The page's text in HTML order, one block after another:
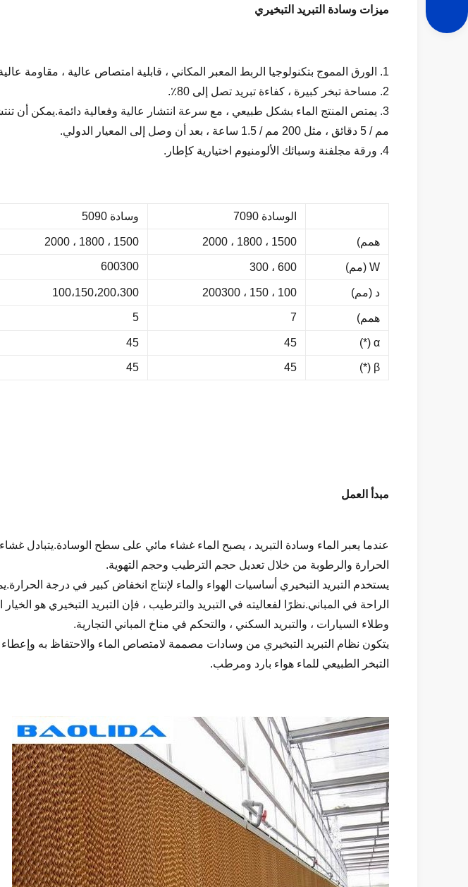
ميزات وسادة التبريد التبخيري
1. الورق المموج بتكنولوجيا الربط المعبر المكاني ، قابلية امتصاص عالية ، مقاومة عالية للماء ، مضاد للعفن الفطري وعمر خدمة طويل.
2. مساحة تبخر كبيرة ، كفاءة تبريد تصل إلى 80٪.
مم / 5 دقائق ، مثل 200 مم / 1.5 ساعة ، بعد أن وصل إلى المعيار الدولي.
4. ورقة مجلفنة وسبائك الألومنيوم اختيارية كإطار.
الوسادة 7090 وسادة 5090
همم) 1500 ، 1800 ، 2000 1500 ، 1800 ، 2000
W (مم) 600 ، 300 600300
د (مم) 100 ، 150 ، 200300 100،150،200،300
همم) 7
5
α (*)
45
45
β (*)
45
45
مبدأ العمل
عندما يعبر الماء وسادة التبريد ، يصبح الماء غشاء مائي على سطح الوسادة.يتبادل غشاء
الحرارة والرطوبة من خلال تعديل حجم الترطيب وحجم التهوية.
يستخدم التبريد التبخيري أساسيات الهواء والماء لإنتاج انخفاض كبير في درجة
الراحة في المباني.نظرًا لفعاليته في التبريد والترطيب ، فإن التبريد التبخيري هو
وطلاء السيارات ، والتبريد السكني ، والتحكم في مناخ المباني التجارية.
يتكون نظام التبريد التبخيري من وسادات مصممة لامتصاص الماء والاحتفاظ به
التبخر الطبيعي للماء هواء بارد ومرطب.